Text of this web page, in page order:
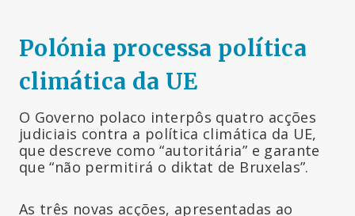
Polónia processa política
climática da UE
O Governo polaco interpôs quatro acções
judiciais contra a política climática da UE,
que descreve como “autoritária” e garante
que “não permitirá o diktat de Bruxelas”.
As três novas acções, apresentadas ao